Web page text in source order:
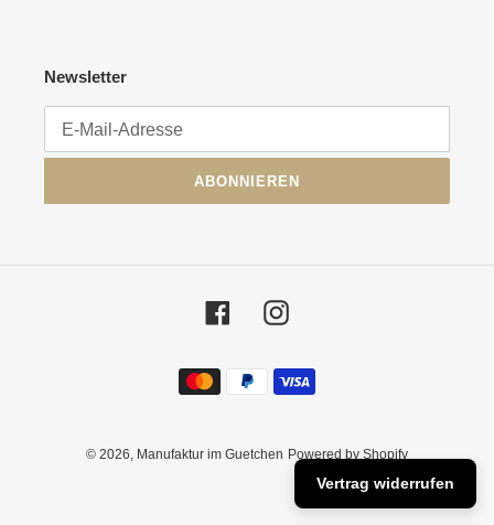
Newsletter
ABONNIEREN
FacebookInstagram
Zahlungsmethoden
© 2026, Manufaktur im Guetchen Powered by Shopify
Vertrag widerrufen